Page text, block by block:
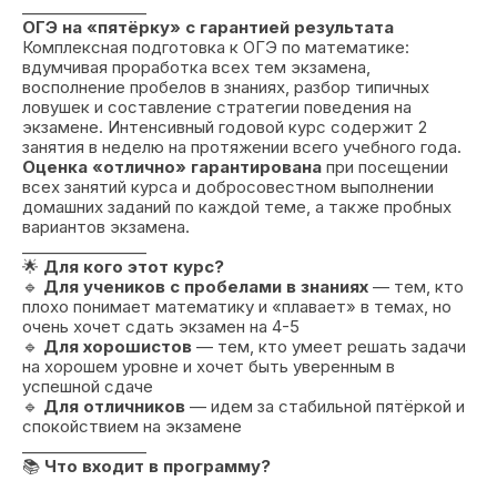
ОГЭ на «пятёрку» с гарантией результата
Комплексная подготовка к ОГЭ по математике:
вдумчивая проработка всех тем экзамена,
восполнение пробелов в знаниях, разбор типичных
ловушек и составление стратегии поведения на
экзамене. Интенсивный годовой курс содержит 2
занятия в неделю на протяжении всего учебного года.
Оценка «отлично» гарантирована при посещении
всех занятий курса и добросовестном выполнении
домашних заданий по каждой теме, а также пробных
вариантов экзамена.
🌟 Для кого этот курс?
🔹 Для учеников с пробелами в знаниях — тем, кто
плохо понимает математику и «плавает» в темах, но
очень хочет сдать экзамен на 4-5
🔹 Для хорошистов — тем, кто умеет решать задачи
на хорошем уровне и хочет быть уверенным в
успешной сдаче
🔹 Для отличников — идем за стабильной пятёркой и
спокойствием на экзамене
📚 Что входит в программу?